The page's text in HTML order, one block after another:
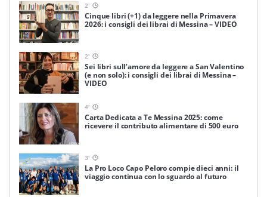
2'
Cinque libri (+1) da leggere nella Primavera
2026: i consigli dei librai di Messina – VIDEO
2'
Sei libri sull’amore da leggere a San Valentino
(e non solo): i consigli dei librai di Messina –
VIDEO
4'
Carta Dedicata a Te Messina 2025: come
ricevere il contributo alimentare di 500 euro
3'
La Pro Loco Capo Peloro compie dieci anni: il
viaggio continua con lo sguardo al futuro